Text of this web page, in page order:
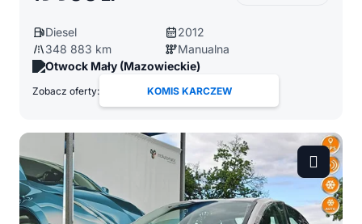
Diesel
2012
348 883 km
Manualna
Otwock Mały (Mazowieckie)
Zobacz oferty: KOMIS KARCZEW